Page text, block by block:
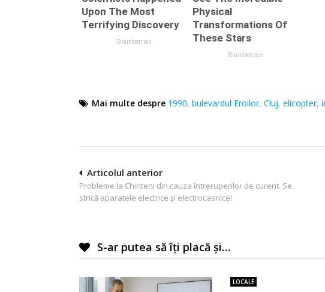
Mai multe despre 1990, bulevardul Eroilor, Cluj, elicopter,
Navigare
în
Articolul anterior
Probleme la Chinteni din cauza întreruperilor de curent. Se
strică aparatele electrice și electrocasnice!
S-ar putea să îți placă și…
LOCALE